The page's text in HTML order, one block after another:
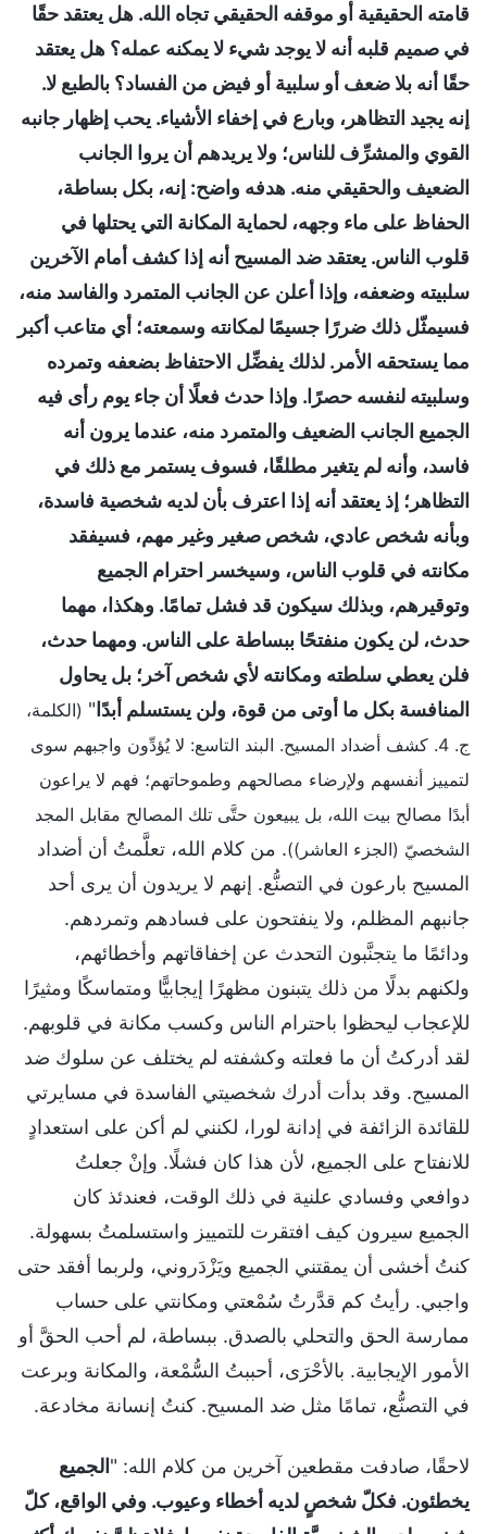
قامته الحقيقية أو موقفه الحقيقي تجاه الله. هل يعتقد حقًا
في صميم قلبه أنه لا يوجد شيء لا يمكنه عمله؟ هل يعتقد
حقًا أنه بلا ضعف أو سلبية أو فيض من الفساد؟ بالطبع لا.
إنه يجيد التظاهر، وبارع في إخفاء الأشياء. يحب إظهار جانبه
القوي والمشرِّف للناس؛ ولا يريدهم أن يروا الجانب
الضعيف والحقيقي منه. هدفه واضح: إنه، بكل بساطة،
الحفاظ على ماء وجهه، لحماية المكانة التي يحتلها في
قلوب الناس. يعتقد ضد المسيح أنه إذا كشف أمام الآخرين
سلبيته وضعفه، وإذا أعلن عن الجانب المتمرد والفاسد منه،
فسيمثّل ذلك ضررًا جسيمًا لمكانته وسمعته؛ أي متاعب أكبر
مما يستحقه الأمر. لذلك يفضِّل الاحتفاظ بضعفه وتمرده
وسلبيته لنفسه حصرًا. وإذا حدث فعلًا أن جاء يوم رأى فيه
الجميع الجانب الضعيف والمتمرد منه، عندما يرون أنه
فاسد، وأنه لم يتغير مطلقًا، فسوف يستمر مع ذلك في
التظاهر؛ إذ يعتقد أنه إذا اعترف بأن لديه شخصية فاسدة،
وبأنه شخص عادي، شخص صغير وغير مهم، فسيفقد
مكانته في قلوب الناس، وسيخسر احترام الجميع
وتوقيرهم، وبذلك سيكون قد فشل تمامًا. وهكذا، مهما
حدث، لن يكون منفتحًا ببساطة على الناس. ومهما حدث،
فلن يعطي سلطته ومكانته لأي شخص آخر؛ بل يحاول
المنافسة بكل ما أوتى من قوة، ولن يستسلم أبدًا" (الكلمة،
ج. 4. كشف أضداد المسيح. البند التاسع: لا يُؤدِّون واجبهم سوى
لتمييز أنفسهم ولإرضاء مصالحهم وطموحاتهم؛ فهم لا يراعون
أبدًا مصالح بيت الله، بل يبيعون حتَّى تلك المصالح مقابل المجد
الشخصيّ (الجزء العاشر)). من كلام الله، تعلَّمتُ أن أضداد
المسيح بارعون في التصنُّع. إنهم لا يريدون أن يرى أحد
جانبهم المظلم، ولا ينفتحون على فسادهم وتمردهم.
ودائمًا ما يتجنَّبون التحدث عن إخفاقاتهم وأخطائهم،
ولكنهم بدلًا من ذلك يتبنون مظهرًا إيجابيًّا ومتماسكًا ومثيرًا
للإعجاب ليحظوا باحترام الناس وكسب مكانة في قلوبهم.
لقد أدركتُ أن ما فعلته وكشفته لم يختلف عن سلوك ضد
المسيح. وقد بدأت أدرك شخصيتي الفاسدة في مسايرتي
للقائدة الزائفة في إدانة لورا، لكنني لم أكن على استعدادٍ
للانفتاح على الجميع، لأن هذا كان فشلًا. وإنْ جعلتُ
دوافعي وفسادي علنية في ذلك الوقت، فعندئذ كان
الجميع سيرون كيف افتقرت للتمييز واستسلمتُ بسهولة.
كنتُ أخشى أن يمقتني الجميع ويَزْدَروني، ولربما أفقد حتى
واجبي. رأيتُ كم قدَّرتُ سُمْعتي ومكانتي على حساب
ممارسة الحق والتحلي بالصدق. ببساطة، لم أحب الحقَّ أو
الأمور الإيجابية. بالأحْرَى، أحببتُ السُّمْعة، والمكانة وبرعت
في التصنُّع، تمامًا مثل ضد المسيح. كنتُ إنسانة مخادعة.
لاحقًا، صادفت مقطعين آخرين من كلام الله: "الجميع
يخطئون. فكلّ شخصٍ لديه أخطاء وعيوب. وفي الواقع، كلّ